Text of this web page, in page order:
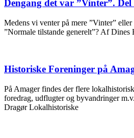
Dengang det var ”Vinter”. Del
Medens vi venter på mere ”Vinter”
”Normale tilstande generelt”? Af
Historiske Foreninger på
På Amager findes der flere
foredrag, udflugter og byvandringer
Dragør Lokalhistoriske